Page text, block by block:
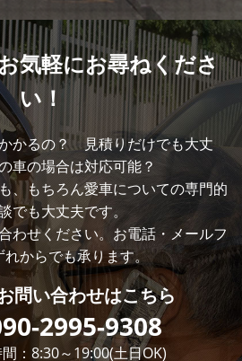
気軽にお尋ねくださ
い！
かるの？ 見積りだけでも大丈
車の場合は対応可能？
、もちろん愛車についての専門的
でも大丈夫です。
わせください。お電話・メールフ
れからでも承ります。
問い合わせはこちら
2995-9308
：8:30～19:00(土日OK)